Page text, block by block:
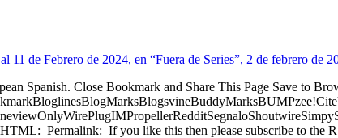
11 de Febrero de 2024, en “Fuera de Series”, 2 de febrero de
Spanish. Close Bookmark and Share This Page Save to
Permalink: If you like this then please subscribe to the